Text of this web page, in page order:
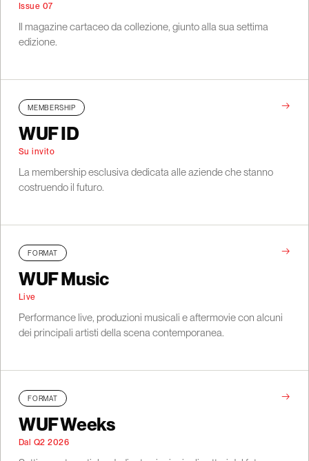
Issue 07
Il magazine cartaceo da collezione, giunto alla sua settima
edizione.
MEMBERSHIP →
WUF ID
Su invito
La membership esclusiva dedicata alle aziende che stanno
costruendo il futuro.
FORMAT →
WUF Music
Live
Performance live, produzioni musicali e aftermovie con alcuni
dei principali artisti della scena contemporanea.
FORMAT →
WUF Weeks
Dal Q2 2026